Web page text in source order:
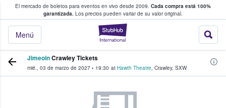
El mercado de boletos para eventos en vivo desde 2009. Cada compra está 100%
garantizada. Los precios pueden variar de su valor original.
StubHub: donde
Menú
fans compran y venden boletos
JimeoinCrawley Tickets
mié., 03 de marzo de 2027 • 19:30 at Hawth Theatre, Crawley, SXW